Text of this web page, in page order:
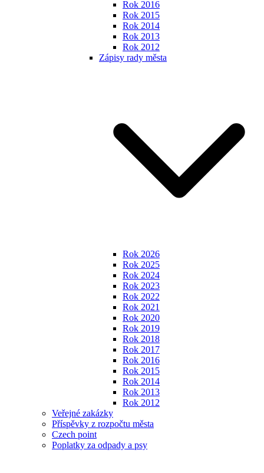
Rok 2016
Rok 2015
Rok 2014
Rok 2013
Rok 2012
Zápisy rady města
Rok 2026
Rok 2025
Rok 2024
Rok 2023
Rok 2022
Rok 2021
Rok 2020
Rok 2019
Rok 2018
Rok 2017
Rok 2016
Rok 2015
Rok 2014
Rok 2013
Rok 2012
Veřejné zakázky
Příspěvky z rozpočtu města
Czech point
Poplatky za odpady a psy